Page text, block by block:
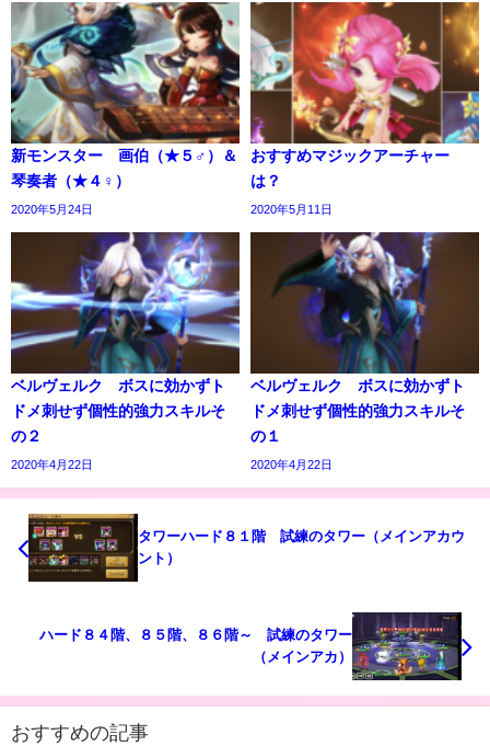
新モンスター 画伯（★５♂）＆
琴奏者（★４♀）
2020年5月24日
おすすめマジックアーチャー
は？
2020年5月11日
ベルヴェルク ボスに効かずト
ドメ刺せず個性的強力スキルそ
の２
2020年4月22日
ベルヴェルク ボスに効かずト
ドメ刺せず個性的強力スキルそ
の１
2020年4月22日
タワーハード８１階 試練のタワー（メインアカウ
ント）
ハード８４階、８５階、８６階～ 試練のタワー
（メインアカ）
おすすめの記事